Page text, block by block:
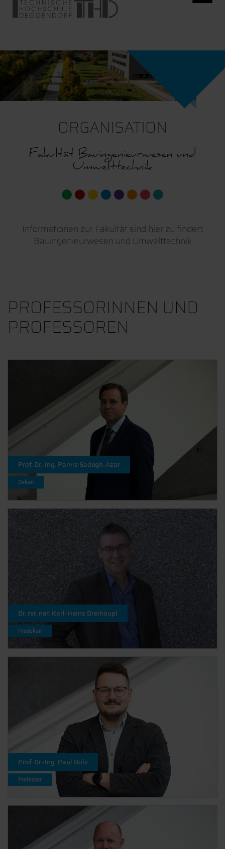
ORGANISATION
Fakultät Bauingenieurwesen und
Umwelttechnik
Informationen zur Fakultät sind hier zu finden:
Bauingenieurwesen und Umwelttechnik
PROFESSORINNEN UND
PROFESSOREN
Prof. Dr.-Ing. Parviz Sadegh-Azar
Dekan
Dr. rer. nat. Karl-Heinz Dreihäupl
Prodekan
Prof. Dr.-Ing. Paul Bolz
Professor